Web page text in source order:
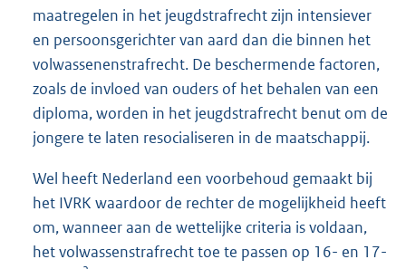
maatregelen in het jeugdstrafrecht zijn intensiever
en persoonsgerichter van aard dan die binnen het
volwassenenstrafrecht. De beschermende factoren,
zoals de invloed van ouders of het behalen van een
diploma, worden in het jeugdstrafrecht benut om de
jongere te laten resocialiseren in de maatschappij.
Wel heeft Nederland een voorbehoud gemaakt bij
het IVRK waardoor de rechter de mogelijkheid heeft
om, wanneer aan de wettelijke criteria is voldaan,
het volwassenstrafrecht toe te passen op 16- en 17-